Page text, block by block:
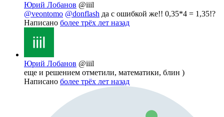
Юрий Лобанов @iiil
@veontomo @donflash да с ошибкой же!! 0,35*4 = 1,35!?
Написано более трёх лет назад
Юрий Лобанов @iiil
еще и решением отметили, математики, блин )
Написано более трёх лет назад